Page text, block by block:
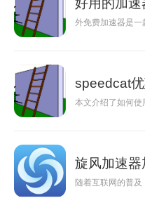
好用的加速
外免费加速器是
speedcat
本文介绍了如何
旋风加速器
随着互联网的普